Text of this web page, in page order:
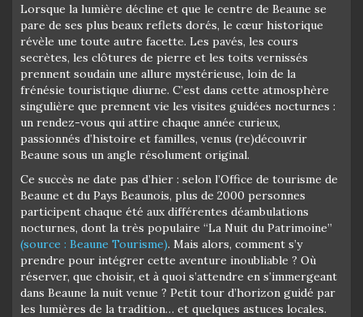
Lorsque la lumière décline et que le centre de Beaune se
pare de ses plus beaux reflets dorés, le cœur historique
révèle une toute autre facette. Les pavés, les cours
secrètes, les clôtures de pierre et les toits vernissés
prennent soudain une allure mystérieuse, loin de la
frénésie touristique diurne. C’est dans cette atmosphère
singulière que prennent vie les visites guidées nocturnes :
un rendez-vous qui attire chaque année curieux,
passionnés d’histoire et familles, venus (re)découvrir
Beaune sous un angle résolument original.
Ce succès ne date pas d’hier : selon l’Office de tourisme de
Beaune et du Pays Beaunois, plus de 2000 personnes
participent chaque été aux différentes déambulations
nocturnes, dont la très populaire “La Nuit du Patrimoine”
(source : Beaune Tourisme). Mais alors, comment s’y
prendre pour intégrer cette aventure inoubliable ? Où
réserver, que choisir, et à quoi s’attendre en s’immergeant
dans Beaune la nuit venue ? Petit tour d’horizon guidé par
les lumières de la tradition… et quelques astuces locales.